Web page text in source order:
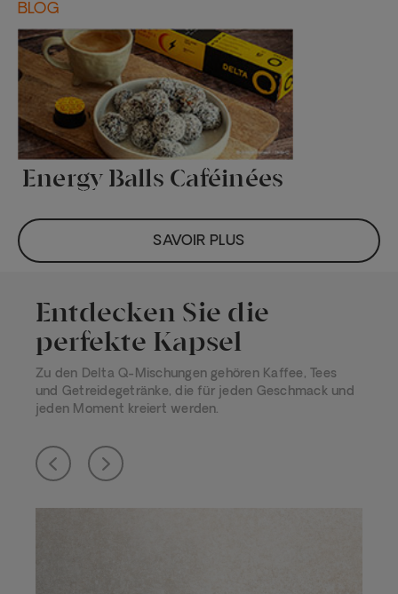
BLOG
Energy Balls Caféinées
SAVOIR PLUS
Entdecken Sie die
perfekte Kapsel
Zu den Delta Q-Mischungen gehören Kaffee, Tees
und Getreidegetränke, die für jeden Geschmack und
jeden Moment kreiert werden.